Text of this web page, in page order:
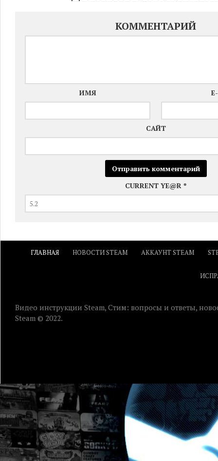
КОММЕНТАРИЙ
ИМЯ
САЙТ
CURRENT YE@R *
ГЛАВНАЯ НОВОСТИ STEAM АККАУНТ STEAM
Видео инструкции Steam, Стим: вопросы и ответы,
Steam © 2022.